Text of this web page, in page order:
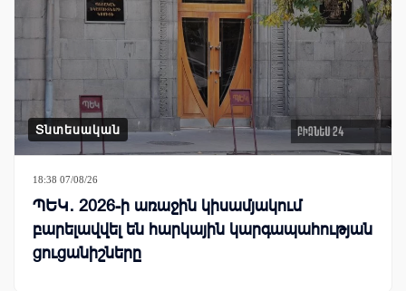
Տնտեսական
18:38 07/08/26
ՊԵԿ․ 2026-ի առաջին կիսամյակում
բարելավվել են հարկային կարգապահության
ցուցանիշները